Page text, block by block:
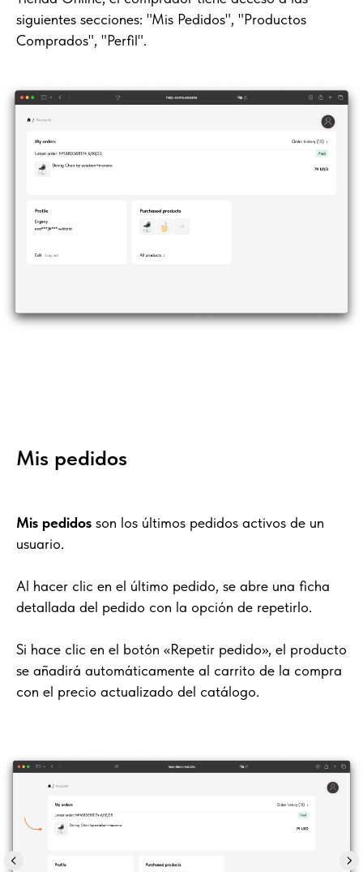
siguientes secciones: "Mis Pedidos", "Productos
Comprados", "Perfil".
Mis pedidos
Mis pedidos son los últimos pedidos activos de un
usuario.
Al hacer clic en el último pedido, se abre una ficha
detallada del pedido con la opción de repetirlo.
Si hace clic en el botón «Repetir pedido», el producto
se añadirá automáticamente al carrito de la compra
con el precio actualizado del catálogo.